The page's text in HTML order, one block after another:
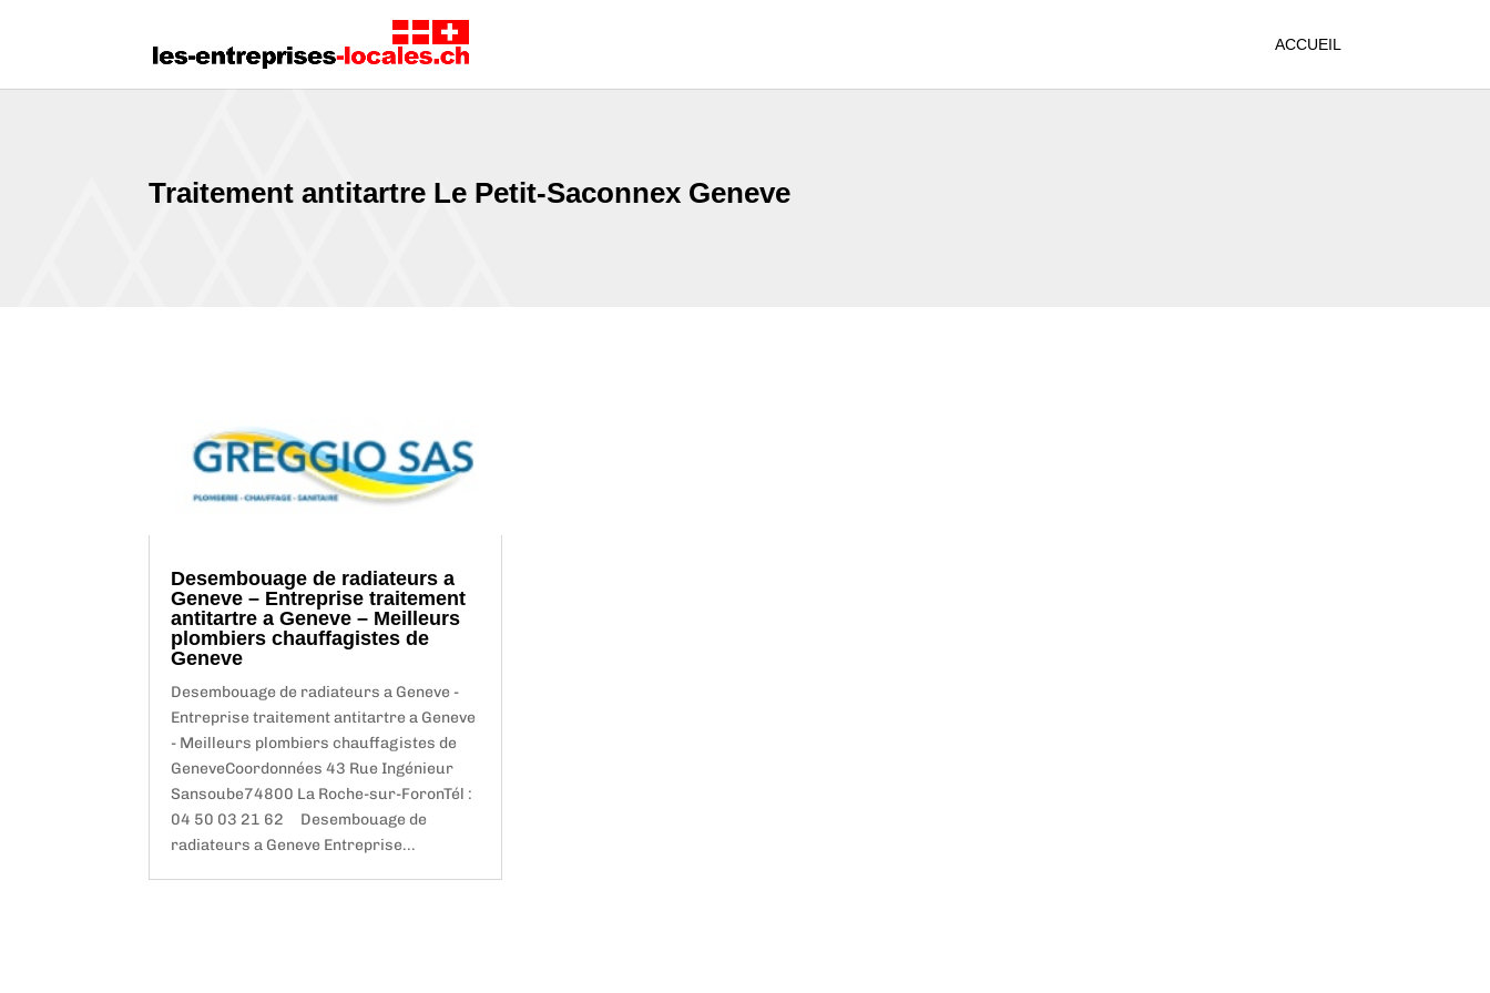
ACCUEIL
Traitement antitartre Le Petit-Saconnex Geneve
Desembouage de radiateurs a
Geneve – Entreprise traitement
antitartre a Geneve – Meilleurs
plombiers chauffagistes de
Geneve
Desembouage de radiateurs a Geneve -
Entreprise traitement antitartre a Geneve
- Meilleurs plombiers chauffagistes de
GeneveCoordonnées 43 Rue Ingénieur
Sansoube74800 La Roche-sur-ForonTél :
04 50 03 21 62 Desembouage de
radiateurs a Geneve Entreprise...